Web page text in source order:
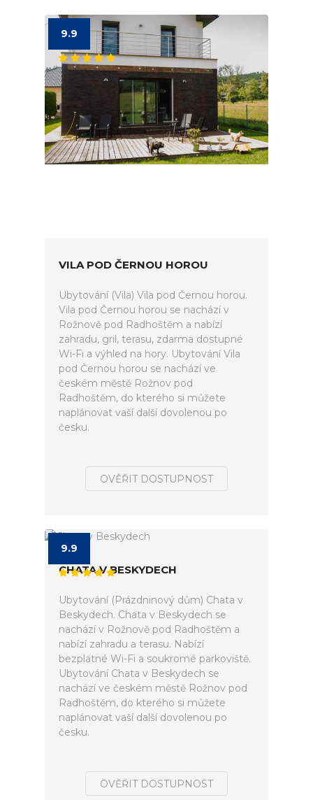
9.9
VILA POD ČERNOU HOROU
Ubytování (Vila) Vila pod Černou horou.
Vila pod Černou horou se nachází v
Rožnově pod Radhoštěm a nabízí
zahradu, gril, terasu, zdarma dostupné
Wi-Fi a výhled na hory. Ubytování Vila
pod Černou horou se nachází ve
českém městě Rožnov pod
Radhoštěm, do kterého si můžete
naplánovat vaší další dovolenou po
česku.
OVĚŘIT DOSTUPNOST
9.9
CHATA V BESKYDECH
Ubytování (Prázdninový dům) Chata v
Beskydech. Chata v Beskydech se
nachází v Rožnově pod Radhoštěm a
nabízí zahradu a terasu. Nabízí
bezplatné Wi-Fi a soukromé parkoviště.
Ubytování Chata v Beskydech se
nachází ve českém městě Rožnov pod
Radhoštěm, do kterého si můžete
naplánovat vaší další dovolenou po
česku.
OVĚŘIT DOSTUPNOST